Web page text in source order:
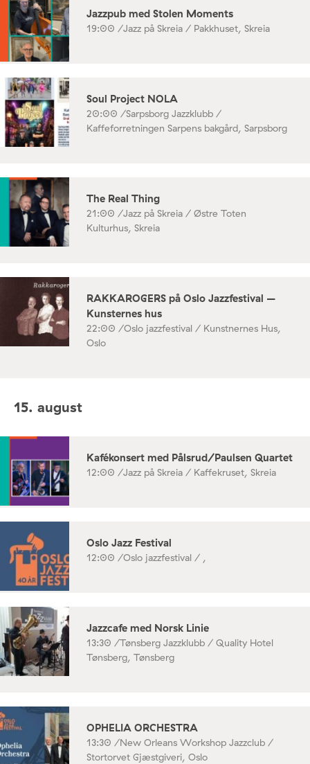
Jazzpub med Stolen Moments
19:00 /Jazz på Skreia / Pakkhuset, Skreia
Soul Project NOLA
20:00 /Sarpsborg Jazzklubb /
Kaffeforretningen Sarpens bakgård, Sarpsborg
The Real Thing
21:00 /Jazz på Skreia / Østre Toten
Kulturhus, Skreia
RAKKAROGERS på Oslo Jazzfestival –
Kunsternes hus
22:00 /Oslo jazzfestival / Kunstnernes Hus,
Oslo
15. august
Kafékonsert med Pålsrud/Paulsen Quartet
12:00 /Jazz på Skreia / Kaffekruset, Skreia
Oslo Jazz Festival
12:00 /Oslo jazzfestival / ,
Jazzcafe med Norsk Linie
13:30 /Tønsberg Jazzklubb / Quality Hotel
Tønsberg, Tønsberg
OPHELIA ORCHESTRA
13:30 /New Orleans Workshop Jazzclub /
Stortorvet Gjæstgiveri, Oslo